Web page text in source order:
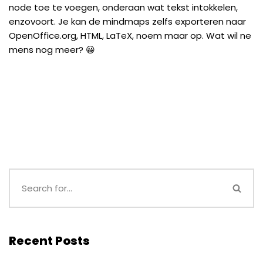
node toe te voegen, onderaan wat tekst intokkelen,
enzovoort. Je kan de mindmaps zelfs exporteren naar
OpenOffice.org, HTML, LaTeX, noem maar op. Wat wil ne
mens nog meer? 😀
Recent Posts